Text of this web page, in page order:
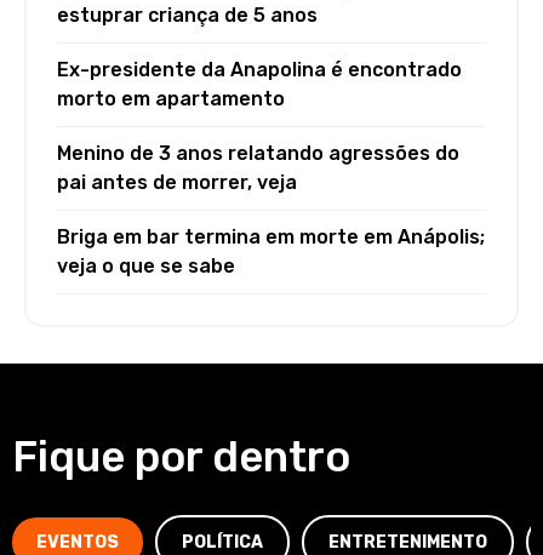
estuprar criança de 5 anos
Ex-presidente da Anapolina é encontrado
morto em apartamento
Menino de 3 anos relatando agressões do
pai antes de morrer, veja
Briga em bar termina em morte em Anápolis;
veja o que se sabe
Fique por dentro
EVENTOS POLÍTICA ENTRETENIMENTO